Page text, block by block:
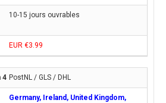
10-15 jours ouvrables
EUR €3.99
PostNL / GLS / DHL
Germany, Ireland, United Kingdom,